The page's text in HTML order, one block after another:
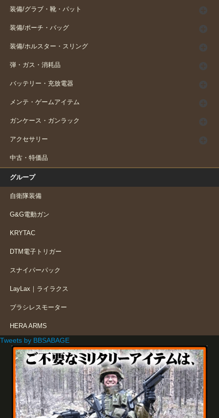
装備/グラブ・靴・パット
装備/ポーチ・バッグ
装備/ホルスター・スリング
弾・ガス・消耗品
バッテリー・充放電器
メンテ・ゲームアイテム
ガンケース・ガンラック
アクセサリー
中古・特価品
グループ
自衛隊装備
G&G電動ガン
KRYTAC
DTM電子トリガー
スナイパーパック
LayLax｜ライラクス
ブラシレスモーター
HERA ARMS
Tweets by BBSABAGE